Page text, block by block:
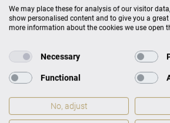
C. Bechstein
integriert
We may place these for analysis of our visitor
show personalised content and to give you a great
more information about the cookies we use open
Necessary
Functional
No, adjust